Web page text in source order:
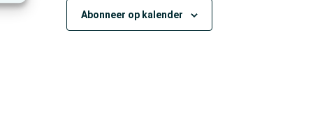
Abonneer op kalender